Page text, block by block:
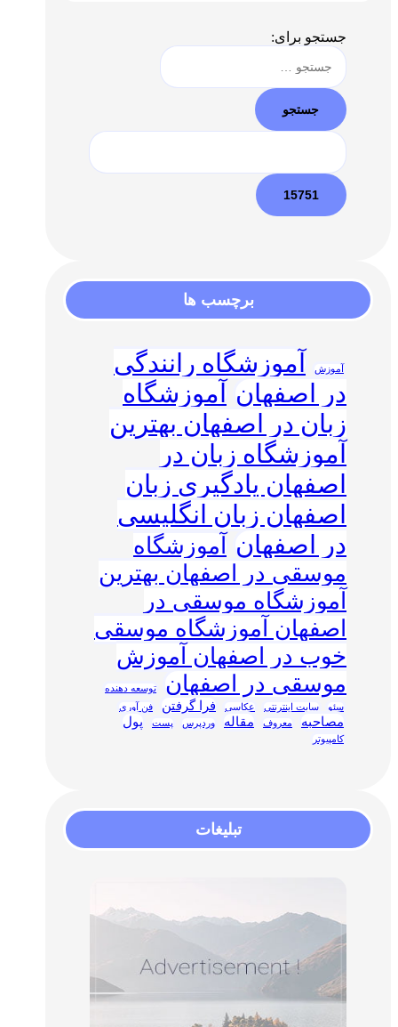
جستجو برای:
برچسب ها
آموزش
آموزشگاه رانندگی
در اصفهان
آموزشگاه
زبان در اصفهان بهترین
آموزشگاه زبان در
اصفهان یادگیری زبان
اصفهان زبان انگلیسی
در اصفهان
آموزشگاه
موسقی در اصفهان بهترین
آموزشگاه موسقی در
اصفهان آموزشگاه موسقی
خوب در اصفهان آموزش
موسقی در اصفهان
توسعه دهنده
سئو
سایت اینترنتی عکاسی فرا گرفتن فن آوری
مصاحبه معروف مقاله وردپرس پست پول
کامپیوتر
تبلیغات